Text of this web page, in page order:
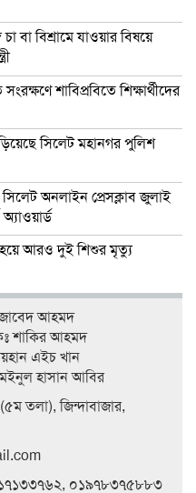
বা বিশ্রামে যাওয়ার বিষয়ে
শাবিপ্রবিতে শিক্ষার্থীদের
সিলেট মহানগর পুলিশ
অনলাইন প্রেসক্লাব জুলাই
হয়ে আরও দুই শিশুর মৃত্যু
জাবেদ আহমদ
শাকির আহমদ
এইচ খান
হাসান আবির
(৫ম তলা), জিন্দাবাজার,
০১৯৭৮৩৭৫৮৮৩